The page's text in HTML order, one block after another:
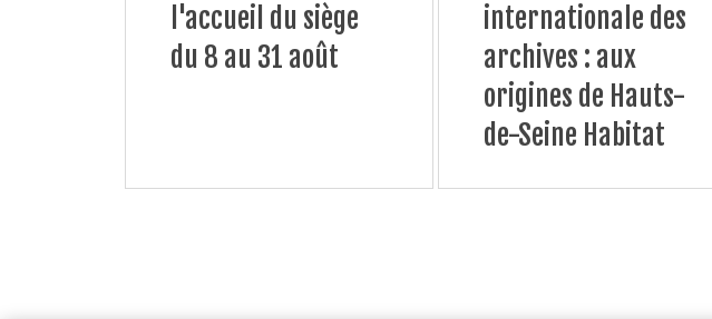
l'accueil du siège
du 8 au 31 août
internationale des
archives : aux
origines de Hauts-
de-Seine Habitat